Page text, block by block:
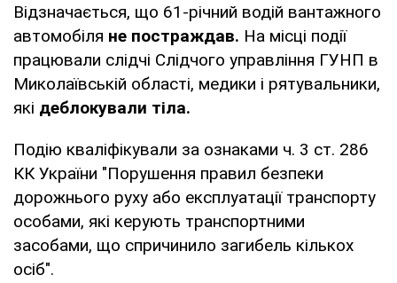
Відзначається, що 61-річний водій вантажного
автомобіля не постраждав. На місці події
працювали слідчі Слідчого управління ГУНП в
Миколаївській області, медики і рятувальники,
які деблокували тіла.
Подію кваліфікували за ознаками ч. 3 ст. 286
КК України "Порушення правил безпеки
дорожнього руху або експлуатації транспорту
особами, які керують транспортними
засобами, що спричинило загибель кількох
осіб".